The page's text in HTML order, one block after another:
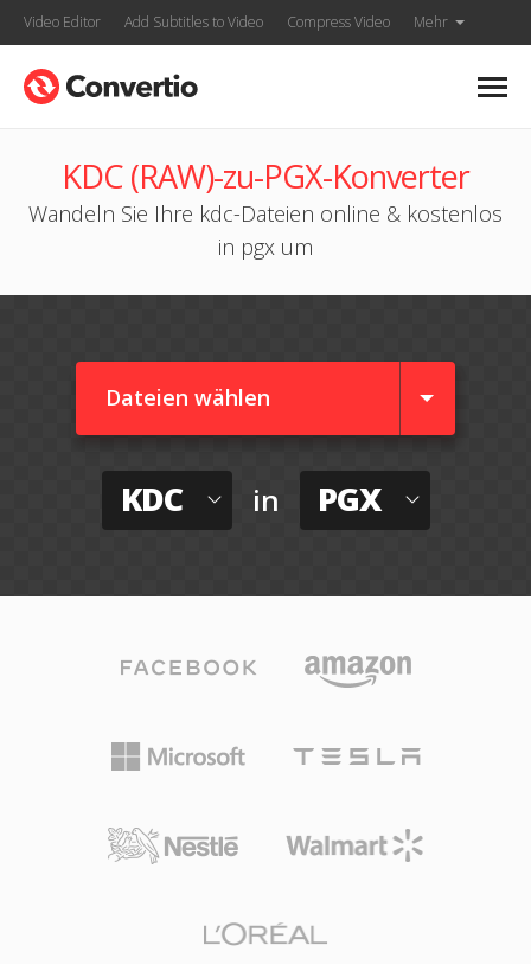
Video Editor Add Subtitles to Video Compress Video Mehr
KDC (RAW)-zu-PGX-Konverter
Wandeln Sie Ihre kdc-Dateien online & kostenlos
in pgx um
Dateien wählen
KDC in PGX